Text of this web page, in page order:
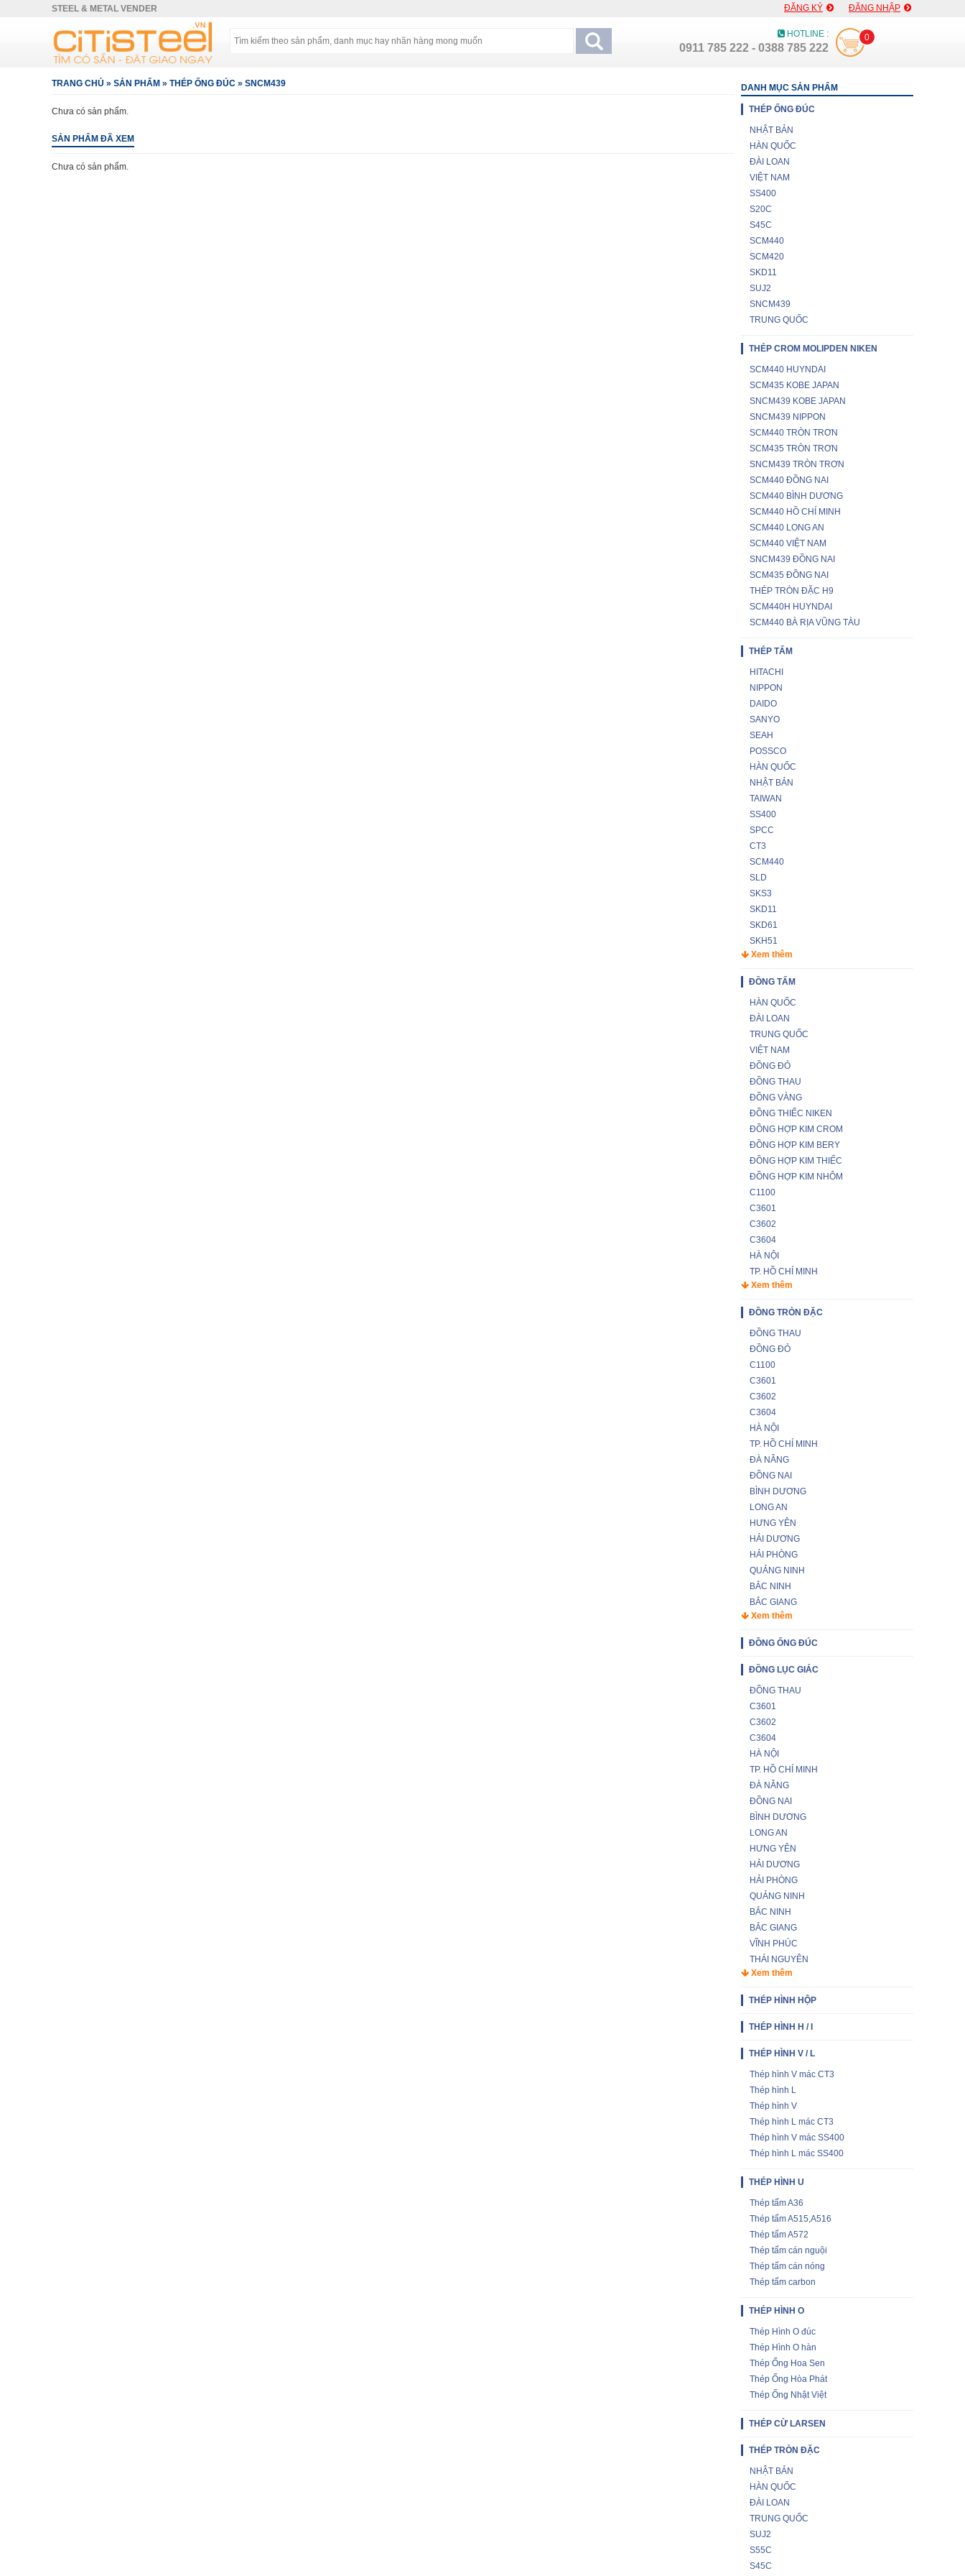
STEEL & METAL VENDER ĐĂNG KÝ ĐĂNG NHẬP
HOTLINE :
0911 785 222 - 0388 785 222
0
TRANG CHỦ » SẢN PHẨM » THÉP ỐNG ĐÚC » SNCM439
Chưa có sản phẩm.
SẢN PHẨM ĐÃ XEM
Chưa có sản phẩm.
DANH MỤC SẢN PHẨM
THÉP ỐNG ĐÚC
NHẬT BẢN
HÀN QUỐC
ĐÀI LOAN
VIỆT NAM
SS400
S20C
S45C
SCM440
SCM420
SKD11
SUJ2
SNCM439
TRUNG QUỐC
THÉP CROM MOLIPDEN NIKEN
SCM440 HUYNDAI
SCM435 KOBE JAPAN
SNCM439 KOBE JAPAN
SNCM439 NIPPON
SCM440 TRÒN TRƠN
SCM435 TRÒN TRƠN
SNCM439 TRÒN TRƠN
SCM440 ĐỒNG NAI
SCM440 BÌNH DƯƠNG
SCM440 HỒ CHÍ MINH
SCM440 LONG AN
SCM440 VIỆT NAM
SNCM439 ĐỒNG NAI
SCM435 ĐỒNG NAI
THÉP TRÒN ĐẶC H9
SCM440H HUYNDAI
SCM440 BÀ RỊA VŨNG TÀU
THÉP TẤM
HITACHI
NIPPON
DAIDO
SANYO
SEAH
POSSCO
HÀN QUỐC
NHẬT BẢN
TAIWAN
SS400
SPCC
CT3
SCM440
SLD
SKS3
SKD11
SKD61
SKH51
Xem thêm
ĐỒNG TẤM
HÀN QUỐC
ĐÀI LOAN
TRUNG QUỐC
VIỆT NAM
ĐỒNG ĐỎ
ĐỒNG THAU
ĐỒNG VÀNG
ĐỒNG THIẾC NIKEN
ĐỒNG HỢP KIM CROM
ĐỒNG HỢP KIM BERY
ĐỒNG HỢP KIM THIẾC
ĐỒNG HỢP KIM NHÔM
C1100
C3601
C3602
C3604
HÀ NỘI
TP. HỒ CHÍ MINH
Xem thêm
ĐỒNG TRÒN ĐẶC
ĐỒNG THAU
ĐỒNG ĐỎ
C1100
C3601
C3602
C3604
HÀ NỘI
TP. HỒ CHÍ MINH
ĐÀ NẴNG
ĐỒNG NAI
BÌNH DƯƠNG
LONG AN
HƯNG YÊN
HẢI DƯƠNG
HẢI PHÒNG
QUẢNG NINH
BẮC NINH
BẮC GIANG
Xem thêm
ĐỒNG ỐNG ĐÚC
ĐỒNG LỤC GIÁC
ĐỒNG THAU
C3601
C3602
C3604
HÀ NỘI
TP. HỒ CHÍ MINH
ĐÀ NẴNG
ĐỒNG NAI
BÌNH DƯƠNG
LONG AN
HƯNG YÊN
HẢI DƯƠNG
HẢI PHÒNG
QUẢNG NINH
BẮC NINH
BẮC GIANG
VĨNH PHÚC
THÁI NGUYÊN
Xem thêm
THÉP HÌNH HỘP
THÉP HÌNH H / I
THÉP HÌNH V / L
Thép hình V mác CT3
Thép hình L
Thép hình V
Thép hình L mác CT3
Thép hình V mác SS400
Thép hình L mác SS400
THÉP HÌNH U
Thép tấm A36
Thép tấm A515,A516
Thép tấm A572
Thép tấm cán nguội
Thép tấm cán nóng
Thép tấm carbon
THÉP HÌNH O
Thép Hình O đúc
Thép Hình O hàn
Thép Ống Hoa Sen
Thép Ống Hòa Phát
Thép Ống Nhật Việt
THÉP CỪ LARSEN
THÉP TRÒN ĐẶC
NHẬT BẢN
HÀN QUỐC
ĐÀI LOAN
TRUNG QUỐC
SUJ2
S55C
S45C